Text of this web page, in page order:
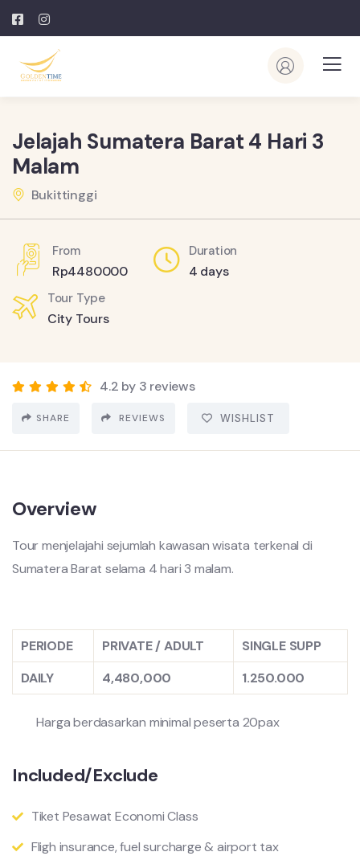
Jelajah Sumatera Barat 4 Hari 3
Malam
Bukittinggi
From
Rp4480000
Duration
4 days
Tour Type
City Tours
4.2 by 3 reviews
SHARE REVIEWS WISHLIST
Overview
Tour menjelajahi sejumlah kawasan wisata terkenal di
Sumatera Barat selama 4 hari 3 malam.
PERIODE PRIVATE / ADULT
SINGLE SUPP
DAILY
4,480,000 1.250.000
Harga berdasarkan minimal peserta 20pax
Included/Exclude
Tiket Pesawat Economi Class
Fligh insurance, fuel surcharge & airport tax